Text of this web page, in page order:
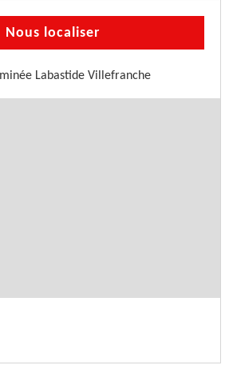
Nous localiser
Labastide Villefranche